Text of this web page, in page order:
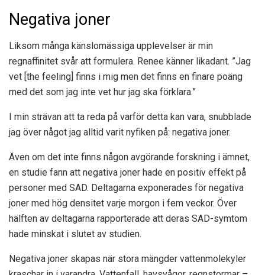
Negativa joner
Liksom många känslomässiga upplevelser är min
regnaffinitet svår att formulera. Renee känner likadant. ”Jag
vet [the feeling] finns i mig men det finns en finare poäng
med det som jag inte vet hur jag ska förklara.”
I min strävan att ta reda på varför detta kan vara, snubblade
jag över något jag alltid varit nyfiken på: negativa joner.
Även om det inte finns någon avgörande forskning i ämnet,
en studie fann att negativa joner hade en positiv effekt på
personer med SAD. Deltagarna exponerades för negativa
joner med hög densitet varje morgon i fem veckor. Över
hälften av deltagarna rapporterade att deras SAD-symtom
hade minskat i slutet av studien.
Negativa joner skapas när stora mängder vattenmolekyler